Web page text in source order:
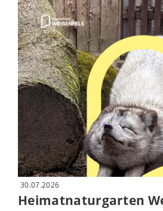
30.07.2026
Heimatnaturgarten